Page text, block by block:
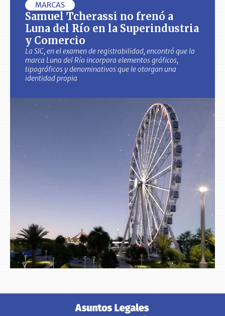
MARCAS
Samuel Tcherassi no frenó a
Luna del Río en la Superindustria
y Comercio
La SIC, en el examen de registrabilidad, encontró que la
marca Luna del Río incorpora elementos gráficos,
tipográficos y denominativos que le otorgan una
identidad propia